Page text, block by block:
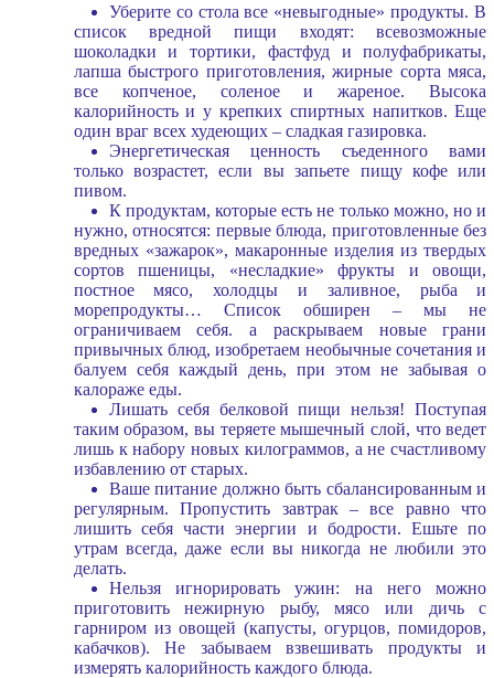
Уберите со стола все «невыгодные» продукты. В
список вредной пищи входят: всевозможные
шоколадки и тортики, фастфуд и полуфабрикаты,
лапша быстрого приготовления, жирные сорта мяса,
все копченое, соленое и жареное. Высока
калорийность и у крепких спиртных напитков. Еще
один враг всех худеющих – сладкая газировка.
Энергетическая ценность съеденного вами
только возрастет, если вы запьете пищу кофе или
пивом.
К продуктам, которые есть не только можно, но и
нужно, относятся: первые блюда, приготовленные без
вредных «зажарок», макаронные изделия из твердых
сортов пшеницы, «несладкие» фрукты и овощи,
постное мясо, холодцы и заливное, рыба и
морепродукты… Список обширен – мы не
ограничиваем себя. а раскрываем новые грани
привычных блюд, изобретаем необычные сочетания и
балуем себя каждый день, при этом не забывая о
калораже еды.
Лишать себя белковой пищи нельзя! Поступая
таким образом, вы теряете мышечный слой, что ведет
лишь к набору новых килограммов, а не счастливому
избавлению от старых.
Ваше питание должно быть сбалансированным и
регулярным. Пропустить завтрак – все равно что
лишить себя части энергии и бодрости. Ешьте по
утрам всегда, даже если вы никогда не любили это
делать.
Нельзя игнорировать ужин: на него можно
приготовить нежирную рыбу, мясо или дичь с
гарниром из овощей (капусты, огурцов, помидоров,
кабачков). Не забываем взвешивать продукты и
измерять калорийность каждого блюда.